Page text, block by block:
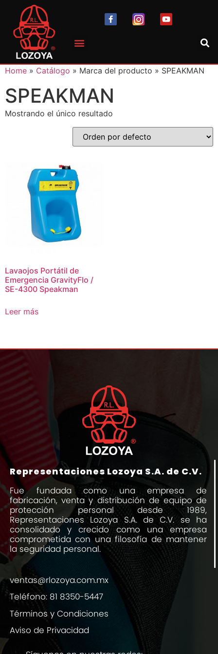
Home » Catálogo » Marca del producto » SPEAKMAN
SPEAKMAN
Mostrando el único resultado
Lavaojos Portátil de
Emergencia GravityFlo /
SE-4300 Speakman
Leer más
Representaciones Lozoya S.A. de C.V.
Fue fundada como una empresa de
fabricación, venta y distribución de equipo de
protección personal desde 1989,
Representaciones Lozoya S.A. de C.V. se ha
consolidado y crecido como una empresa
comprometida con una filosofía de mantener
la seguridad personal.
ventas@rlozoya.com.mx
Teléfono: 81 8350-5447
Términos y Condiciones
Aviso de Privacidad